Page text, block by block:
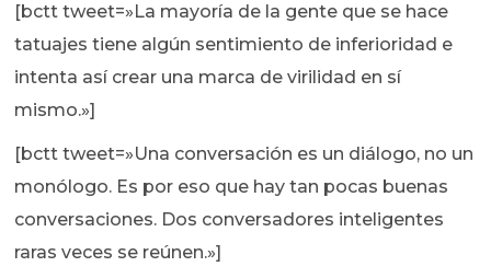
[bctt tweet=»La mayoría de la gente que se hace
tatuajes tiene algún sentimiento de inferioridad e
intenta así crear una marca de virilidad en sí
mismo.»]
[bctt tweet=»Una conversación es un diálogo, no un
monólogo. Es por eso que hay tan pocas buenas
conversaciones. Dos conversadores inteligentes
raras veces se reúnen.»]